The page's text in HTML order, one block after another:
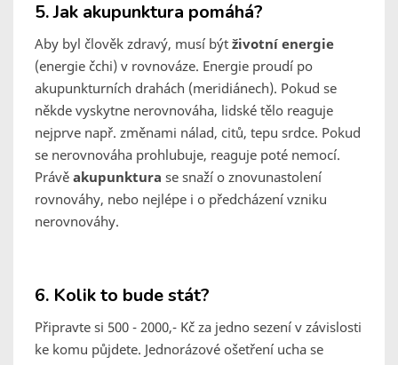
5. Jak akupunktura pomáhá?
Aby byl člověk zdravý, musí být životní energie
(energie čchi) v rovnováze. Energie proudí po
akupunkturních drahách (meridiánech). Pokud se
někde vyskytne nerovnováha, lidské tělo reaguje
nejprve např. změnami nálad, citů, tepu srdce. Pokud
se nerovnováha prohlubuje, reaguje poté nemocí.
Právě akupunktura se snaží o znovunastolení
rovnováhy, nebo nejlépe i o předcházení vzniku
nerovnováhy.
6. Kolik to bude stát?
Připravte si 500 - 2000,- Kč za jedno sezení v závislosti
ke komu půjdete. Jednorázové ošetření ucha se